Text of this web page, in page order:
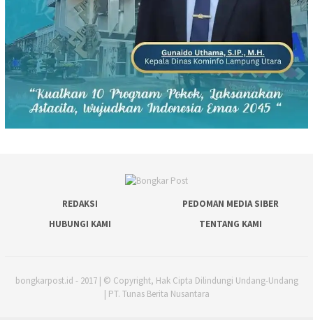
REDAKSI
PEDOMAN MEDIA SIBER
HUBUNGI KAMI
TENTANG KAMI
bongkarpost.id - 2017 | © Copyright, Hak Cipta Dilindungi Undang-Undang
| PT. Tunas Berita Nusantara